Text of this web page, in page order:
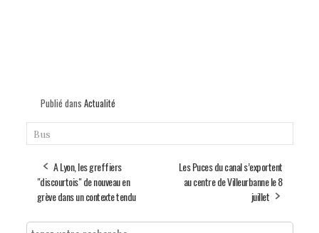
Publié dans Actualité
Bus
A Lyon, les greffiers
"discourtois" de nouveau en
grève dans un contexte tendu
Les Puces du canal s’exportent
au centre de Villeurbanne le 8
juillet